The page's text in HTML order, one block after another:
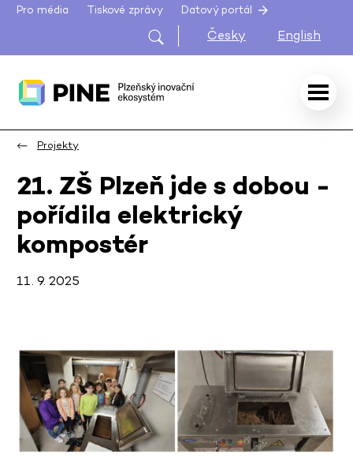
Pro média Tiskové zprávy Datový portál
Česky English
Projekty
21. ZŠ Plzeň jde s dobou -
pořídila elektrický
kompostér
11. 9. 2025